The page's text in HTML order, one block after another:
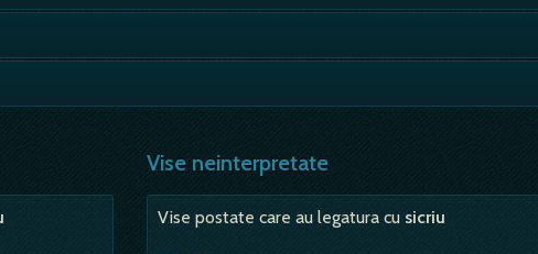
din plin pe cel care viseaza, crezand ca vede in ele o dorinta
Mai mult despre acest simbol: Dictionar de vise ~ Inmormantare
Vise neinterpretate
Vise postate care au legatura cu sicriu